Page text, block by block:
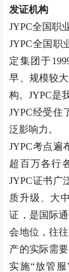
发证机构
JYPC全国职
JYPC全国职
定集团于
早、规模较
构。JYPC是
JYPC经受住
泛影响力。
JYPC考点遍
超百万各行
JYPC证书广
质升级、大
证，是国际
会地位，往
产的实际需
实施“放管